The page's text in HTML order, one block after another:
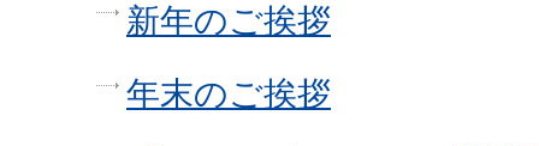
新年のご挨拶
年末のご挨拶